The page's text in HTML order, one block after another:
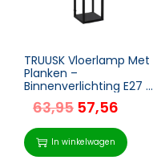
TRUUSK Vloerlamp Met
Planken –
Binnenverlichting E27 –
Voor
Woonkamer/Slaapkam
er – Hout/Zwart – 26 x
26 x 160 cm (excl.
gloeilamp)
63,95 57,56
In winkelwagen